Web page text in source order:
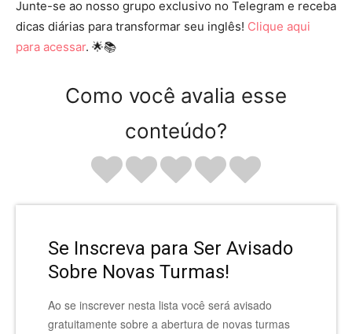
Junte-se ao nosso grupo exclusivo no Telegram e receba
dicas diárias para transformar seu inglês! Clique aqui
para acessar. 🌟📚
Como você avalia esse
conteúdo?
Se Inscreva para Ser Avisado
Sobre Novas Turmas!
Ao se inscrever nesta lista você será avisado
gratuitamente sobre a abertura de novas turmas